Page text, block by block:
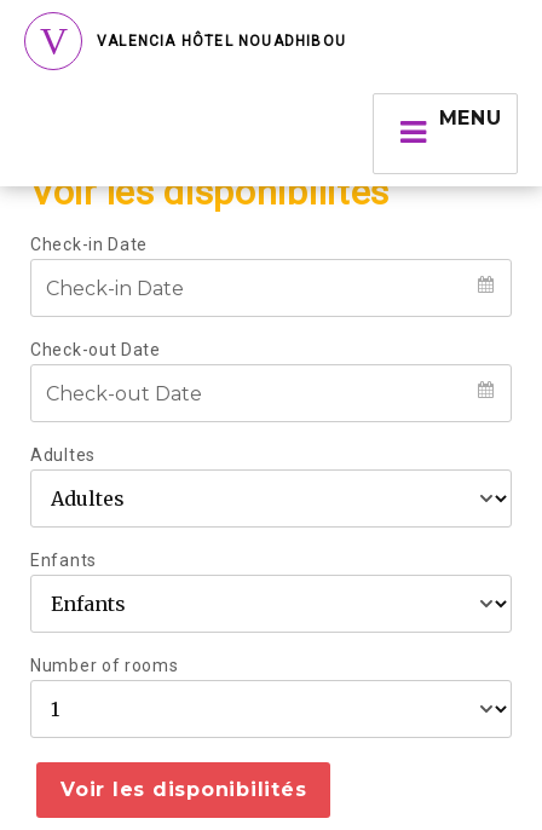
VALENCIA HÔTEL NOUADHIBOU
MENU
Voir les disponibilités
Check-in Date
Check-out Date
Adultes
Enfants
Number of rooms
Voir les disponibilités